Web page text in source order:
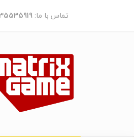
تماس با ما: